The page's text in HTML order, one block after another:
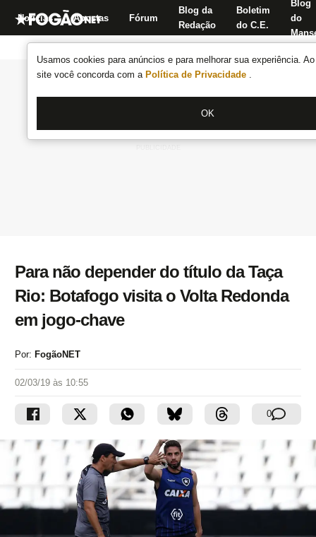
Usamos cookies para anúncios e para melhorar sua experiência.
site você concorda com a Política de Privacidade .
OK
Notícias Apostas Fórum
Blog da
Redação
Boletim
do C.E.
Blog
do
Para não depender do título da Taça
Rio: Botafogo visita o Volta Redonda
em jogo-chave
Por: FogãoNET
02/03/19 às 10:55
0